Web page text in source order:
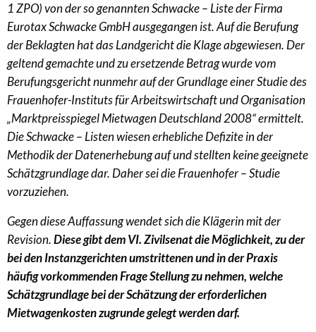
1 ZPO) von der so genannten Schwacke – Liste der Firma
Eurotax Schwacke GmbH ausgegangen ist. Auf die Berufung
der Beklagten hat das Landgericht die Klage abgewiesen. Der
geltend gemachte und zu ersetzende Betrag wurde vom
Berufungsgericht nunmehr auf der Grundlage einer Studie des
Frauenhofer-Instituts für Arbeitswirtschaft und Organisation
„Marktpreisspiegel Mietwagen Deutschland 2008“ ermittelt.
Die Schwacke – Listen wiesen erhebliche Defizite in der
Methodik der Datenerhebung auf und stellten keine geeignete
Schätzgrundlage dar. Daher sei die Frauenhofer – Studie
vorzuziehen.
Gegen diese Auffassung wendet sich die Klägerin mit der
Revision.Diese gibt dem VI. Zivilsenat die Möglichkeit, zu der
bei den Instanzgerichten umstrittenen und in der Praxis
häufig vorkommenden Frage Stellung zu nehmen, welche
Schätzgrundlage bei der Schätzung der erforderlichen
Mietwagenkosten zugrunde gelegt werden darf.